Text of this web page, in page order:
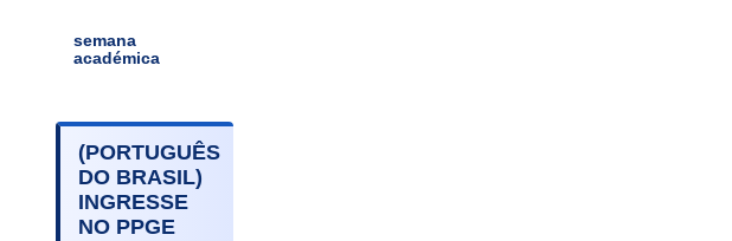
semana
académica
(PORTUGUÊS
DO BRASIL)
INGRESSE
NO PPGE